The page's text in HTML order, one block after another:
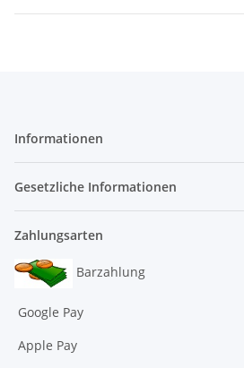
Informationen
Gesetzliche Informationen
Zahlungsarten
Barzahlung
Google Pay
Apple Pay